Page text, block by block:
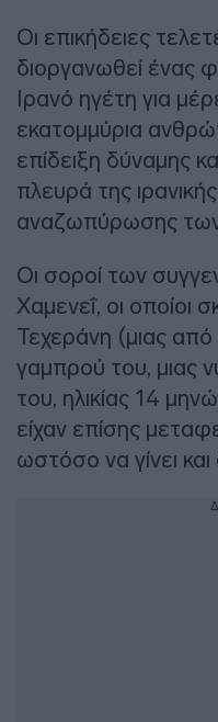
Οι επικήδειες
διοργανωθεί ένας
Ιρανό ηγέτη για
εκατομμύρια
επίδειξη δύναμης
πλευρά της
αναζωπύρωσης
Οι σοροί των
Χαμενεΐ, οι οποίοι
Τεχεράνη (μιας από
γαμπρού του, μιας
του, ηλικίας 14
είχαν επίσης
ωστόσο να γίνει